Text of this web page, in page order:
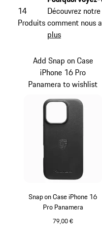
14
Produits
Découvrez
comment nous
plus
Snap on Case iPhone 16
Pro Panamera
79,00 €
Add Snap on Case
iPhone 16 Pro
Panamera to wishlist